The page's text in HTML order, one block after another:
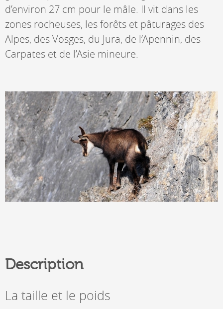
d’environ 27 cm pour le mâle. Il vit dans les
zones rocheuses, les forêts et pâturages des
Alpes, des Vosges, du Jura, de l’Apennin, des
Carpates et de l’Asie mineure.
Description
La taille et le poids